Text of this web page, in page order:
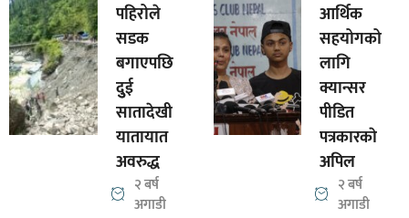
पहिरोले
सडक
बगाएपछि
दुुई
सातादेखी
यातायात
अवरुद्ध
२ बर्ष
अगाडी
आर्थिक
सहयोगको
लागि
क्यान्सर
पीडित
पत्रकारकाे
अपिल
२ बर्ष
अगाडी